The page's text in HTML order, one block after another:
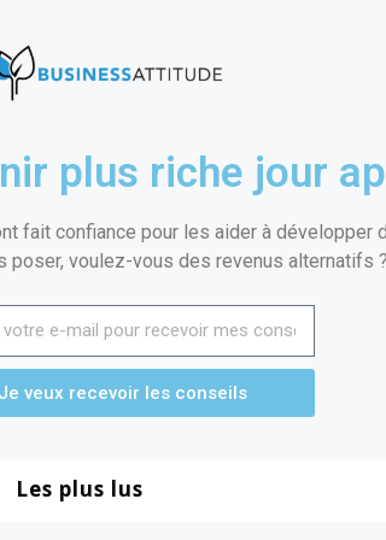
plus riche jour
fait confiance pour les aider à développer
poser, voulez-vous des revenus alternatifs
Je veux recevoir les conseils
Les plus lus